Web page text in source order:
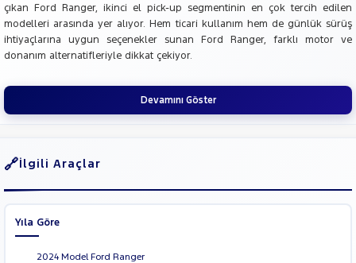
çıkan Ford Ranger, ikinci el pick-up segmentinin en çok tercih edilen
modelleri arasında yer alıyor. Hem ticari kullanım hem de günlük sürüş
ihtiyaçlarına uygun seçenekler sunan Ford Ranger, farklı motor ve
donanım alternatifleriyle dikkat çekiyor.
Devamını Göster
İlgili Araçlar
Yıla Göre
2024 Model Ford Ranger